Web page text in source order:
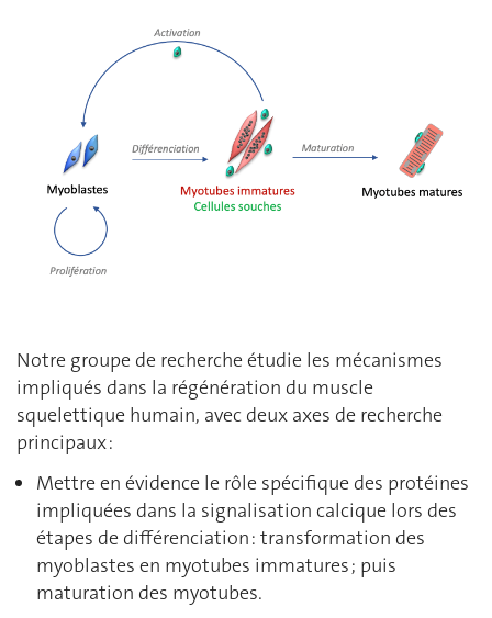
Notre groupe de recherche étudie les mécanismes
impliqués dans la régénération du muscle
squelettique humain, avec deux axes de recherche
principaux :
Mettre en évidence le rôle spécifique des protéines
impliquées dans la signalisation calcique lors des
étapes de différenciation : transformation des
myoblastes en myotubes immatures ; puis
maturation des myotubes.